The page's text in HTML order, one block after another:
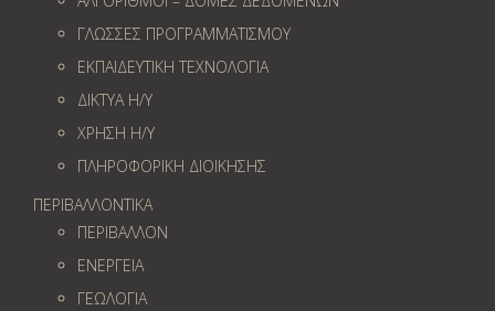
ΓΛΩΣΣΕΣ ΠΡΟΓΡΑΜΜΑΤΙΣΜΟΥ
ΕΚΠΑΙΔΕΥΤΙΚΗ ΤΕΧΝΟΛΟΓΙΑ
ΔΙΚΤΥΑ Η/Υ
ΧΡΗΣΗ Η/Υ
ΠΛΗΡΟΦΟΡΙΚΗ ΔΙΟΙΚΗΣΗΣ
ΠΕΡΙΒΑΛΛΟΝΤΙΚΑ
ΠΕΡΙΒΑΛΛΟΝ
ΕΝΕΡΓΕΙΑ
ΓΕΩΛOΓΙΑ